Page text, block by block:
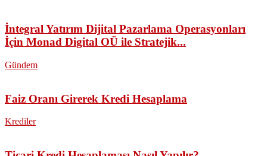
İntegral Yatırım Dijital Pazarlama Operasyonları
İçin Monad Digital OÜ ile Stratejik...
Gündem
Faiz Oranı Girerek Kredi Hesaplama
Krediler